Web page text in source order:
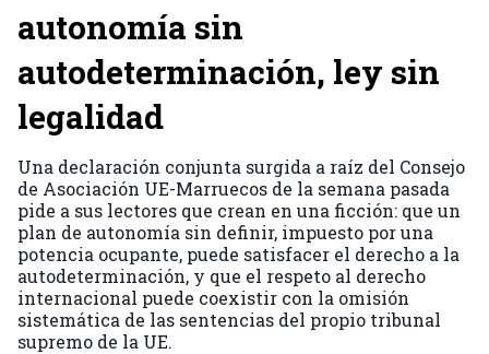
autonomía sin
autodeterminación, ley sin
legalidad
Una declaración conjunta surgida a raíz del Consejo
de Asociación UE-Marruecos de la semana pasada
pide a sus lectores que crean en una ficción: que un
plan de autonomía sin definir, impuesto por una
potencia ocupante, puede satisfacer el derecho a la
autodeterminación, y que el respeto al derecho
internacional puede coexistir con la omisión
sistemática de las sentencias del propio tribunal
supremo de la UE.